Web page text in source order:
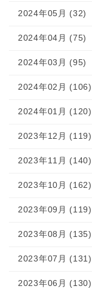
2024年05月 (32)
2024年04月 (75)
2024年03月 (95)
2024年02月 (106)
2024年01月 (120)
2023年12月 (119)
2023年11月 (140)
2023年10月 (162)
2023年09月 (119)
2023年08月 (135)
2023年07月 (131)
2023年06月 (130)